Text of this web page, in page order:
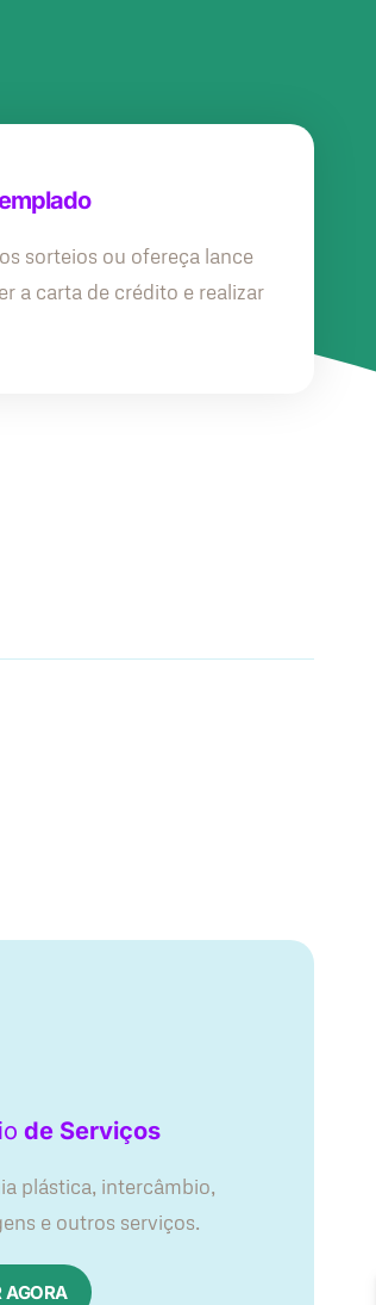
sorteios ou ofereça lance
a carta de crédito e realizar
de Serviços
plástica, intercâmbio,
e outros serviços.
AGORA